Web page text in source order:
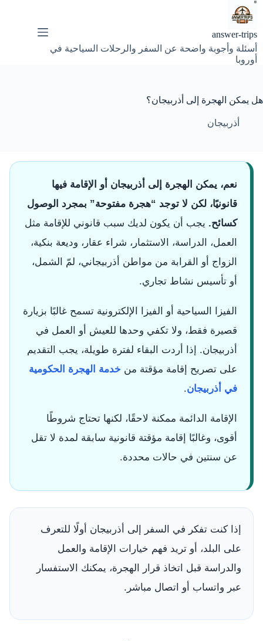
التجاوز
إلى
answer-trips
أسئلة وأجوبة واضحة عن السفر والرحلات السياحية في
أوروبا
هل يمكن الهجرة إلى أذربيجان؟
أذربيجان
نعم، يمكن الهجرة إلى أذربيجان أو الإقامة فيها
قانونيًا، لكن لا توجد “هجرة مفتوحة” بمجرد الوصول
كسائح. يجب أن يكون لديك سبب قانوني للإقامة مثل
العمل، الدراسة، الاستثمار، شراء عقار، وديعة بنكية،
الزواج أو القرابة من مواطن أذربيجاني، لمّ الشمل،
أو تأسيس نشاط تجاري.
الفيزا السياحية أو الفيزا الإلكترونية تسمح غالبًا بزيارة
قصيرة فقط، ولا تكفي وحدها للعيش أو العمل في
أذربيجان. إذا أردت البقاء لفترة طويلة، يجب التقديم
على تصريح إقامة مؤقتة من خدمة الهجرة الحكومية
في أذربيجان.
الإقامة الدائمة ممكنة لاحقًا، لكنها تحتاج شروطًا
أقوى، وغالبًا إقامة مؤقتة قانونية سابقة لمدة لا تقل
عن سنتين في حالات محددة.
إذا كنت تفكر في السفر إلى أذربيجان أولًا للتعرف
على البلد، أو تريد فهم خيارات الإقامة والعمل
والدراسة قبل اتخاذ قرار الهجرة، يمكنك الاستفسار
عبر واتساب أو اتصال مباشر.